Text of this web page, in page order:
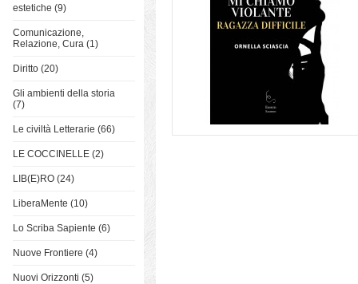
estetiche (9)
Comunicazione,
Relazione, Cura (1)
Diritto (20)
Gli ambienti della storia
(7)
Le civiltà Letterarie (66)
LE COCCINELLE (2)
LIB(E)RO (24)
LiberaMente (10)
Lo Scriba Sapiente (6)
Nuove Frontiere (4)
Nuovi Orizzonti (5)